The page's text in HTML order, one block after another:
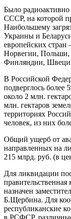
Было радиоактивно
СССР, на которой
Наибольшему
Украины и
европейских
Норвегии,
Финляндии,
В Российской
подверглось более
около 2 млн.
млн. гектаров
территориях
человек, из них
Общий ущерб от
направленных на
215 млрд. руб. (в
Для ликвидации
назначен
Б.Щербина. Для
республиканские
в РСФСР,